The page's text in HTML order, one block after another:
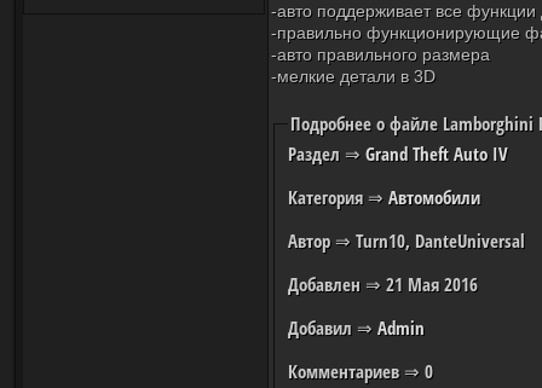
-авто поддерживает все функции
-правильно функционирующие
-авто правильного размера
-мелкие детали в 3D
Подробнее о файле Lamborghini
Раздел ⇒Grand Theft Auto IV
Категория⇒Автомобили
Автор⇒ Turn10, DanteUniversal
Добавлен ⇒ 21 Мая 2016
Добавил ⇒Admin
Комментариев⇒ 0